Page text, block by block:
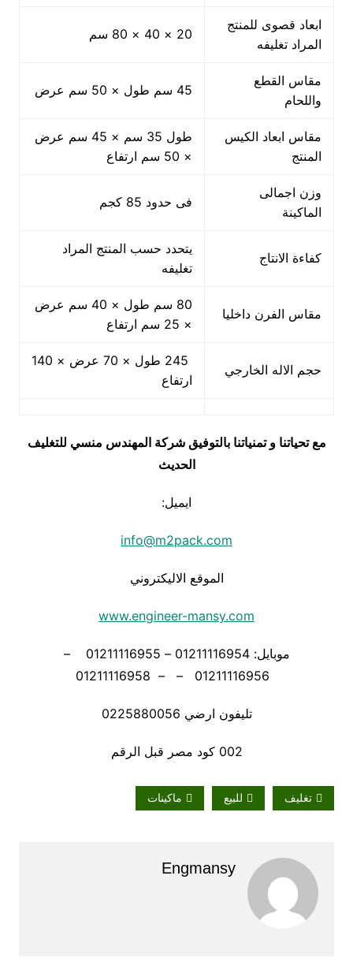
ابعاد قصوى للمنتج
المراد تغليفه
20 × 40 × 80 سم
مقاس القطع
واللحام
45 سم طول × 50 سم عرض
مقاس ابعاد الكيس
المنتج
طول 35 سم × 45 سم عرض
× 50 سم ارتفاع
وزن اجمالى
الماكينة
فى حدود 85 كجم
كفاءة الانتاج
يتحدد حسب المنتج المراد
تغليفه
مقاس الفرن داخليا
80 سم طول × 40 سم عرض
× 25 سم ارتفاع
حجم الاله الخارجي
245 طول × 70 عرض × 140
ارتفاع
مع تحياتنا و تمنياتنا بالتوفيق شركة المهندس منسي للتغليف
الحديث
ايميل:
info@m2pack.com
الموقع الاليكتروني
www.engineer-mansy.com
موبايل: 01211116954 – 01211116955 –
تليفون ارضي 0225880056
002 كود مصر قبل الرقم
تغليف للبيع ماكينات
Engmansy